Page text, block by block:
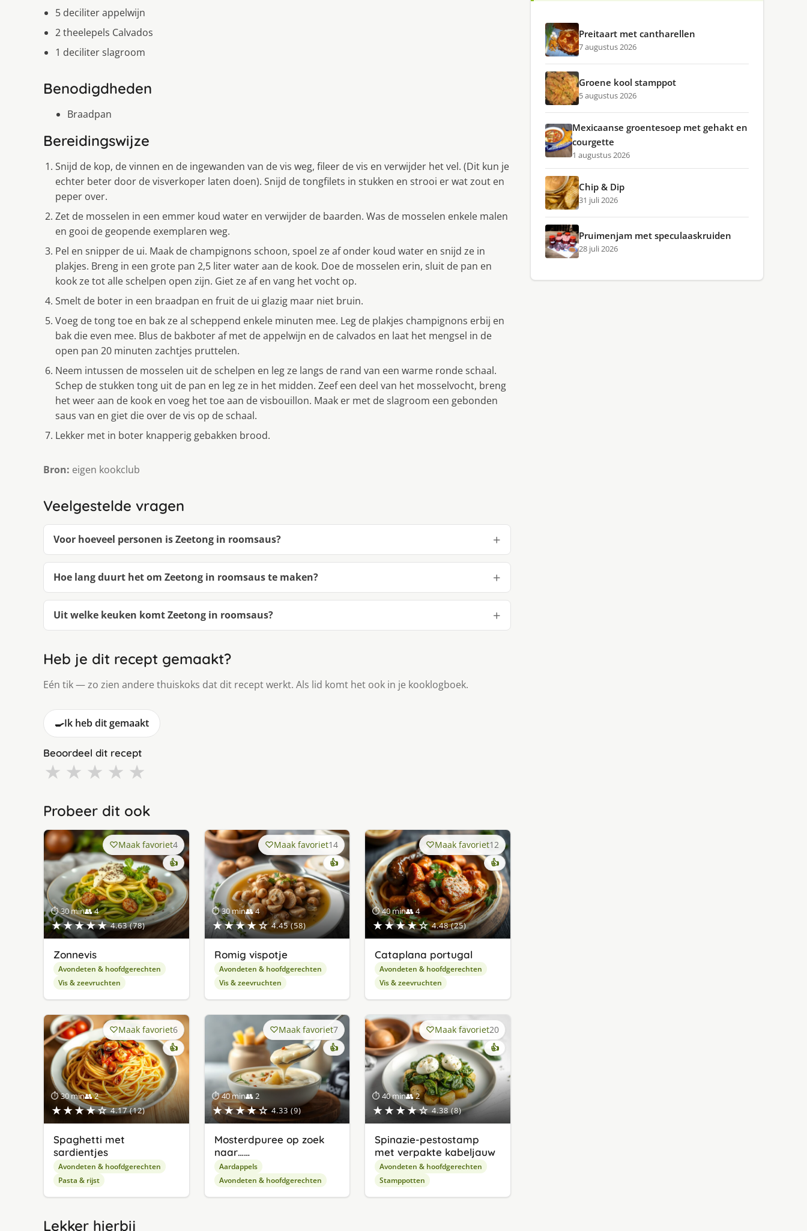
5 deciliter appelwijn
2 theelepels Calvados
1 deciliter slagroom
Benodigdheden
Braadpan
Bereidingswijze
Snijd de kop, de vinnen en de ingewanden van de vis weg, fileer de vis en verwijder het vel. (Dit kun je
echter beter door de visverkoper laten doen). Snijd de tongfilets in stukken en strooi er wat zout en
peper over.
Zet de mosselen in een emmer koud water en verwijder de baarden. Was de mosselen enkele malen
en gooi de geopende exemplaren weg.
Pel en snipper de ui. Maak de champignons schoon, spoel ze af onder koud water en snijd ze in
plakjes. Breng in een grote pan 2,5 liter water aan de kook. Doe de mosselen erin, sluit de pan en
kook ze tot alle schelpen open zijn. Giet ze af en vang het vocht op.
Smelt de boter in een braadpan en fruit de ui glazig maar niet bruin.
Voeg de tong toe en bak ze al scheppend enkele minuten mee. Leg de plakjes champignons erbij en
bak die even mee. Blus de bakboter af met de appelwijn en de calvados en laat het mengsel in de
open pan 20 minuten zachtjes pruttelen.
Neem intussen de mosselen uit de schelpen en leg ze langs de rand van een warme ronde schaal.
Schep de stukken tong uit de pan en leg ze in het midden. Zeef een deel van het mosselvocht, breng
het weer aan de kook en voeg het toe aan de visbouillon. Maak er met de slagroom een gebonden
saus van en giet die over de vis op de schaal.
Lekker met in boter knapperig gebakken brood.
Bron: eigen kookclub
Veelgestelde vragen
Voor hoeveel personen is Zeetong in roomsaus?
Hoe lang duurt het om Zeetong in roomsaus te maken?
Uit welke keuken komt Zeetong in roomsaus?
Heb je dit recept gemaakt?
Eén tik — zo zien andere thuiskoks dat dit recept werkt. Als lid komt het ook in je kooklogboek.
🍳Ik heb dit gemaakt
Beoordeel dit recept
★ ★ ★ ★ ★
Probeer dit ook
⏱ 30 min👥 4
★★★★★ 4.63 (78)
Maak favoriet4
👍
Zonnevis
Avondeten & hoofdgerechten
Vis & zeevruchten
⏱ 30 min👥 4
★★★★☆ 4.45 (58)
Maak favoriet14
👍
Romig vispotje
Avondeten & hoofdgerechten
Vis & zeevruchten
⏱ 40 min👥 4
★★★★☆ 4.48 (25)
Maak favoriet12
👍
Cataplana portugal
Avondeten & hoofdgerechten
Vis & zeevruchten
⏱ 30 min👥 2
★★★★☆ 4.17 (12)
Maak favoriet6
👍
Spaghetti met
sardientjes
Avondeten & hoofdgerechten
Pasta & rijst
⏱ 40 min👥 2
★★★★☆ 4.33 (9)
Maak favoriet7
👍
Mosterdpuree op zoek
naar……
Aardappels
Avondeten & hoofdgerechten
⏱ 40 min👥 2
★★★★☆ 4.38 (8)
Maak favoriet20
👍
Spinazie-pestostamp
met verpakte kabeljauw
Avondeten & hoofdgerechten
Stamppotten
Lekker hierbij
Preitaart met cantharellen
7 augustus 2026
Groene kool stamppot
5 augustus 2026
Mexicaanse groentesoep met gehakt en
courgette
1 augustus 2026
Chip & Dip
31 juli 2026
Pruimenjam met speculaaskruiden
28 juli 2026